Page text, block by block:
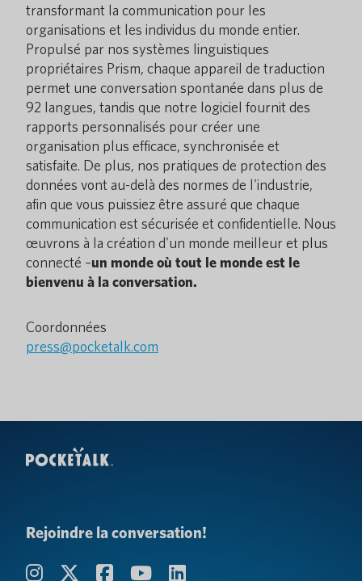
transformant la communication pour les
organisations et les individus du monde entier.
Propulsé par nos systèmes linguistiques
propriétaires Prism, chaque appareil de traduction
permet une conversation spontanée dans plus de
92 langues, tandis que notre logiciel fournit des
rapports personnalisés pour créer une
organisation plus efficace, synchronisée et
satisfaite. De plus, nos pratiques de protection des
données vont au-delà des normes de l'industrie,
afin que vous puissiez être assuré que chaque
communication est sécurisée et confidentielle. Nous
œuvrons à la création d'un monde meilleur et plus
connecté –un monde où tout le monde est le
bienvenu à la conversation.
Coordonnées
press@pocketalk.com
Rejoindre la conversation!